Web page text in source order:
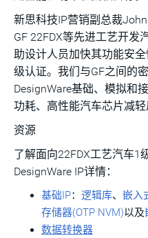
新思科技IP营销副总裁
GF 22FDX等先进工艺开发
助设计人员加快其功能安
级认证。我们与GF之间的
DesignWare基础、模拟和
功耗、高性能汽车芯片减轻
资源
了解面向22FDX工艺汽车1
DesignWare IP详情：
基础IP： 逻辑库、 嵌入
存储器(OTP NVM)以及
数据转换器